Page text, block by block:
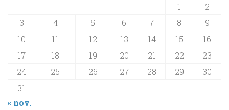
1
2
3
4 5 6 7 8
9
10
11 12 13 14 15
16
17
18 19 20 21 22
23
24
25 26 27 28 29
30
31
« nov.